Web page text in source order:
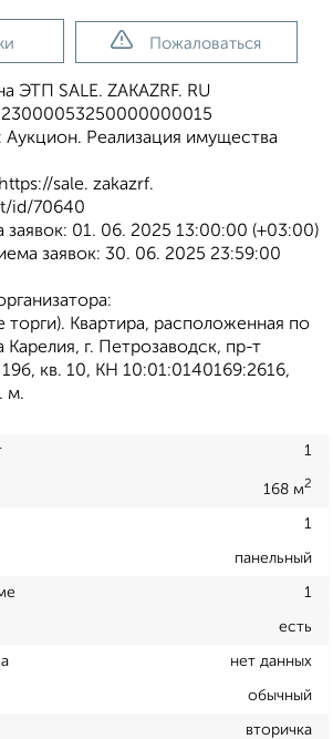
Пожаловаться
ЭТП SALE. ZAKAZRF. RU
Реализация имущества
sale. zakazrf.
id/70640
заявок: 01. 06. 2025 13:00:00 (+03:00)
заявок: 30. 06. 2025 23:59:00
Квартира, расположенная по
Карелия, г. Петрозаводск, пр-т
кв. 10, КН 10:01:0140169:2616,
м.
1
168 м2
1
панельный
1
есть
нет данных
обычный
вторичка